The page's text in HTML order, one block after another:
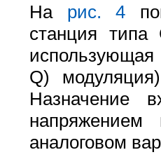
На рис. 4
станция
Q)
Назначение
аналоговом